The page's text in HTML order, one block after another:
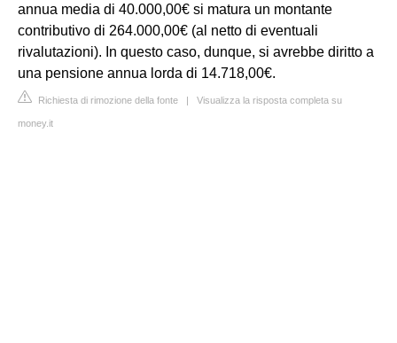
annua media di 40.000,00€ si matura un montante
contributivo di 264.000,00€ (al netto di eventuali
rivalutazioni). In questo caso, dunque, si avrebbe diritto a
una pensione annua lorda di 14.718,00€.
Richiesta di rimozione della fonte | Visualizza la risposta completa su
money.it